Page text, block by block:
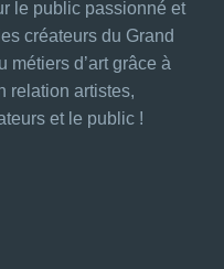
le public passionné et
créateurs du Grand
métiers d’art grâce à
relation artistes,
et le public !